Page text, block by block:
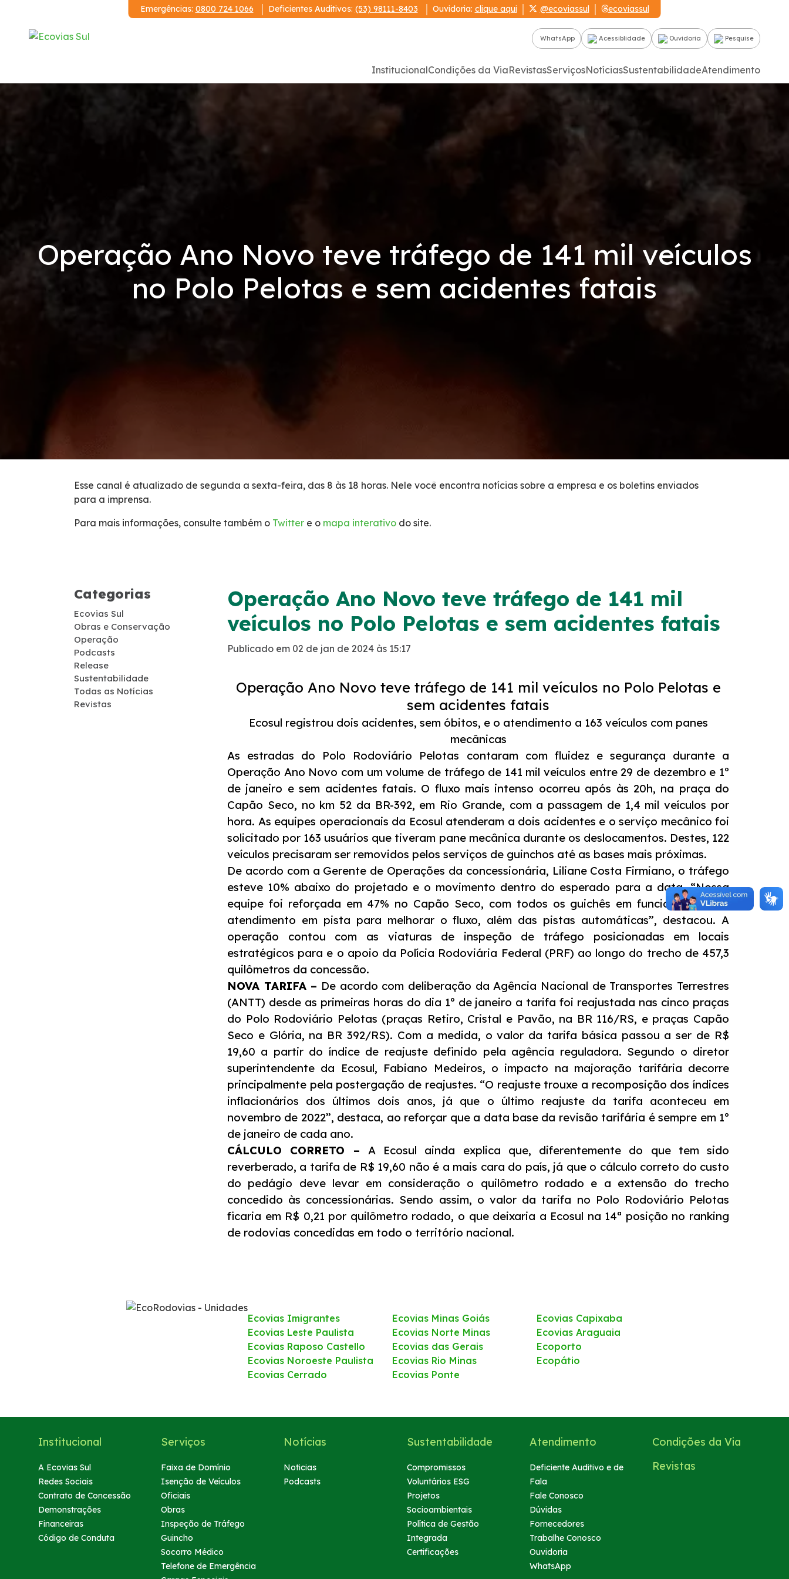
Emergências: 0800 724 1066 Deficientes Auditivos: (53) 98111-8403 Ouvidoria: clique aqui @ecoviassul ecoviassul
WhatsApp Acessiblidade Ouvidoria Pesquise
InstitucionalCondições da ViaRevistasServiçosNotíciasSustentabilidadeAtendimento
Código de Conduta
Inspeção de Tráfego
Telefone de Emergência
Cargas Especiais
Operação Ano Novo teve tráfego de 141 mil veículos
no Polo Pelotas e sem acidentes fatais
Esse canal é atualizado de segunda a sexta-feira, das 8 às 18 horas. Nele você encontra notícias sobre a empresa e os boletins enviados
para a imprensa.
Para mais informações, consulte também o Twitter e o mapa interativo do site.
Categorias
Ecovias Sul
Obras e Conservação
Operação
Podcasts
Release
Sustentabilidade
Todas as Notícias
Revistas
Operação Ano Novo teve tráfego de 141 mil
veículos no Polo Pelotas e sem acidentes fatais
Publicado em 02 de jan de 2024 às 15:17
Operação Ano Novo teve tráfego de 141 mil veículos no Polo Pelotas e
sem acidentes fatais
Ecosul registrou dois acidentes, sem óbitos, e o atendimento a 163 veículos com panes
mecânicas
As estradas do Polo Rodoviário Pelotas contaram com fluidez e segurança durante a
Operação Ano Novo com um volume de tráfego de 141 mil veículos entre 29 de dezembro e 1º
de janeiro e sem acidentes fatais. O fluxo mais intenso ocorreu após às 20h, na praça do
Capão Seco, no km 52 da BR-392, em Rio Grande, com a passagem de 1,4 mil veículos por
hora. As equipes operacionais da Ecosul atenderam a dois acidentes e o serviço mecânico foi
solicitado por 163 usuários que tiveram pane mecânica durante os deslocamentos. Destes, 122
veículos precisaram ser removidos pelos serviços de guinchos até as bases mais próximas.
De acordo com a Gerente de Operações da concessionária, Liliane Costa Firmiano, o tráfego
esteve 10% abaixo do projetado e o movimento dentro do esperado para a data. “Nossa
equipe foi reforçada em 47% no Capão Seco, com todos os guichês em funcionamento e
atendimento em pista para melhorar o fluxo, além das pistas automáticas”, destacou. A
operação contou com as viaturas de inspeção de tráfego posicionadas em locais
estratégicos para e o apoio da Polícia Rodoviária Federal (PRF) ao longo do trecho de 457,3
quilômetros da concessão.
NOVA TARIFA – De acordo com deliberação da Agência Nacional de Transportes Terrestres
(ANTT) desde as primeiras horas do dia 1º de janeiro a tarifa foi reajustada nas cinco praças
do Polo Rodoviário Pelotas (praças Retiro, Cristal e Pavão, na BR 116/RS, e praças Capão
Seco e Glória, na BR 392/RS). Com a medida, o valor da tarifa básica passou a ser de R$
19,60 a partir do índice de reajuste definido pela agência reguladora. Segundo o diretor
superintendente da Ecosul, Fabiano Medeiros, o impacto na majoração tarifária decorre
principalmente pela postergação de reajustes. “O reajuste trouxe a recomposição dos índices
inflacionários dos últimos dois anos, já que o último reajuste da tarifa aconteceu em
novembro de 2022”, destaca, ao reforçar que a data base da revisão tarifária é sempre em 1º
de janeiro de cada ano.
CÁLCULO CORRETO – A Ecosul ainda explica que, diferentemente do que tem sido
reverberado, a tarifa de R$ 19,60 não é a mais cara do país, já que o cálculo correto do custo
do pedágio deve levar em consideração o quilômetro rodado e a extensão do trecho
concedido às concessionárias. Sendo assim, o valor da tarifa no Polo Rodoviário Pelotas
ficaria em R$ 0,21 por quilômetro rodado, o que deixaria a Ecosul na 14ª posição no ranking
de rodovias concedidas em todo o território nacional.
Ecovias Imigrantes
Ecovias Leste Paulista
Ecovias Raposo Castello
Ecovias Noroeste Paulista
Ecovias Cerrado
Ecovias Minas Goiás
Ecovias Norte Minas
Ecovias das Gerais
Ecovias Rio Minas
Ecovias Ponte
Ecovias Capixaba
Ecovias Araguaia
Ecoporto
Ecopátio
Institucional
A Ecovias Sul
Redes Sociais
Contrato de Concessão
Demonstrações
Financeiras
Código de Conduta
Serviços
Faixa de Domínio
Isenção de Veículos
Oficiais
Obras
Inspeção de Tráfego
Guincho
Socorro Médico
Telefone de Emergência
Notícias
Noticias
Podcasts
Sustentabilidade
Compromissos
Voluntários ESG
Projetos
Socioambientais
Política de Gestão
Integrada
Certificações
Atendimento
Deficiente Auditivo e de
Fala
Fale Conosco
Dúvidas
Fornecedores
Trabalhe Conosco
Ouvidoria
WhatsApp
Condições da Via
Revistas